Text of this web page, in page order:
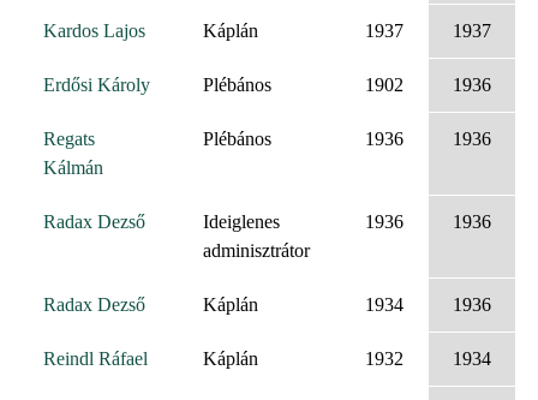
Kardos Lajos Káplán 1937 1937
Erdősi Károly Plébános 1902 1936
Regats
Kálmán
Plébános 1936 1936
Radax Dezső
Ideiglenes
adminisztrátor
1936 1936
Radax Dezső Káplán 1934 1936
Reindl Ráfael Káplán 1932 1934